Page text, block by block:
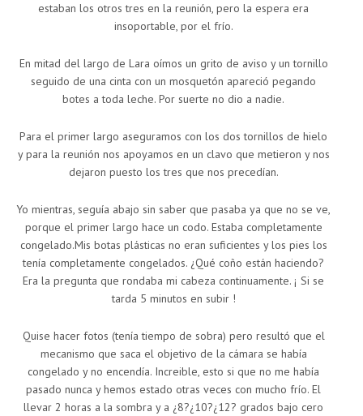
estaban los otros tres en la reunión, pero la espera era
insoportable, por el frío.
En mitad del largo de Lara oímos un grito de aviso y un tornillo
seguido de una cinta con un mosquetón apareció pegando
botes a toda leche. Por suerte no dio a nadie.
Para el primer largo aseguramos con los dos tornillos de hielo
y para la reunión nos apoyamos en un clavo que metieron y nos
dejaron puesto los tres que nos precedían.
Yo mientras, seguía abajo sin saber que pasaba ya que no se ve,
porque el primer largo hace un codo. Estaba completamente
congelado.Mis botas plásticas no eran suficientes y los pies los
tenía completamente congelados. ¿Qué coño están haciendo?
Era la pregunta que rondaba mi cabeza continuamente. ¡ Si se
tarda 5 minutos en subir !
Quise hacer fotos (tenía tiempo de sobra) pero resultó que el
mecanismo que saca el objetivo de la cámara se había
congelado y no encendía. Increible, esto si que no me había
pasado nunca y hemos estado otras veces con mucho frío. El
llevar 2 horas a la sombra y a ¿8?¿10?¿12? grados bajo cero